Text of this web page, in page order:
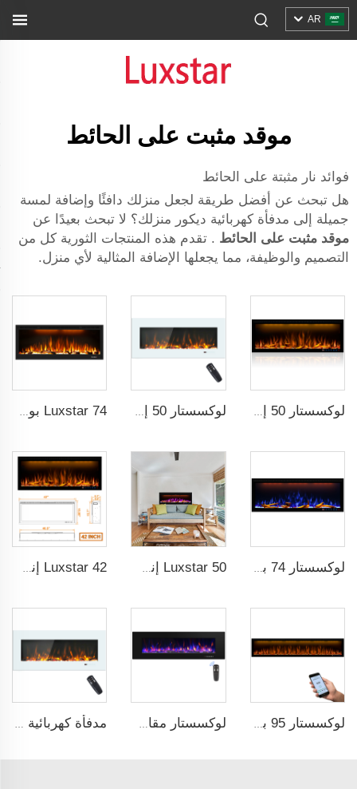
AR
موقد مثبت على الحائط
فوائد نار مثبتة على الحائط
هل تبحث عن أفضل طريقة لجعل منزلك دافئًا وإضافة لمسة
جميلة إلى مدفأة كهربائية ديكور منزلك؟ لا تبحث بعيدًا عن
موقد مثبت على الحائط . تقدم هذه المنتجات الثورية كل من
التصميم والوظيفة، مما يجعلها الإضافة المثالية لأي منزل.
لوكسستار 50 إنش موقد زخرفي مع جهاز تحكم ذكي LCD لوكسستار 50 إنش شاشة عريضة بيضاء موقد كهربائي منزلي مع تقنية LED Luxstar 74 بوصة جودة عالية تأثير دخان 3D Fireplace داخلية
Luxstar 42 إنش موقد كهربائي ذكي يمكن التحكم فيه من خلال التطبيق، مثبت داخل الجدار بشكل ذكي مع التحكم عن بعد
لوكسستار 95 بوصة مدفأة كهربائية ذكية اصطناعية مع حماية من التسخين الزائد وتدفئة كهربائية لوكسستار مقاس 50 بوصة جودة عالية مدفأة كهربائية مثبتة على الحائط غير مخصصة للمدفن الشعبي الزخرفي مدفأة كهربائية جدارية بيضاء مقاس 50 بوصة من Luxstar مع شاشة لمس وبُعد التحكم عن بعد، ليس للتركيب المدمج، سخان منزلي